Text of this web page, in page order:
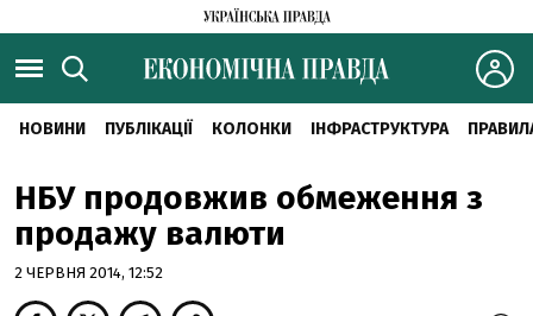
НОВИНИ ПУБЛІКАЦІЇ КОЛОНКИ ІНФРАСТРУКТУРА
НБУ продовжив обмеження з
продажу валюти
2 ЧЕРВНЯ 2014, 12:52